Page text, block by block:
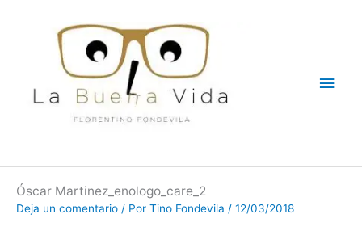
Óscar Martinez_enologo_care_2
Deja un comentario / Por Tino Fondevila / 12/03/2018